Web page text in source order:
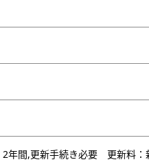
年間,更新手続き必要 更新料：